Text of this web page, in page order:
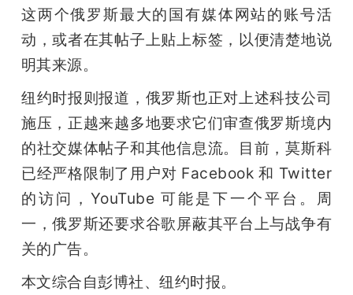
这两个俄罗斯最大的国有媒体网站的账号活
动，或者在其帖子上贴上标签，以便清楚地说
明其来源。
纽约时报则报道，俄罗斯也正对上述科技公司
施压，正越来越多地要求它们审查俄罗斯境内
的社交媒体帖子和其他信息流。目前，莫斯科
已经严格限制了用户对 Facebook 和 Twitter
的访问，YouTube 可能是下一个平台。周
一，俄罗斯还要求谷歌屏蔽其平台上与战争有
关的广告。
本文综合自彭博社、纽约时报。